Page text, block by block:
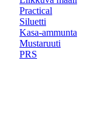
Practical
Siluetti
Kasa-ammunta
Mustaruuti
PRS